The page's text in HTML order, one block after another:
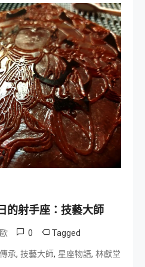
的射手座：技藝大師
0 Tagged
承, 技藝大師, 星座物語, 林獻堂